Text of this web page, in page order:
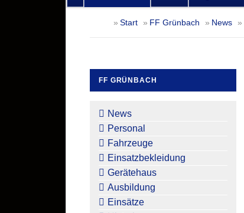
überspringen
Start FF Grünbach News
FF GRÜNBACH
überspringen
News
Personal
Fahrzeuge
Einsatzbekleidung
Gerätehaus
Ausbildung
Einsätze